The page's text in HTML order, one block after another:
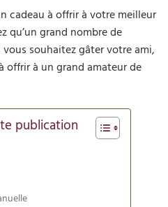
cadeau à offrir à votre meilleur
qu’un grand nombre de
vous souhaitez gâter votre ami,
offrir à un grand amateur de
publication